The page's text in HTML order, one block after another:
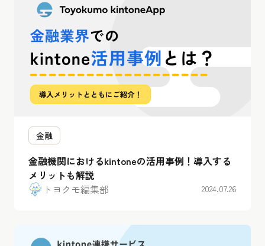
金融
金融機関におけるkintoneの活用事例！導入する
メリットも解説
トヨクモ編集部
2024.07.26